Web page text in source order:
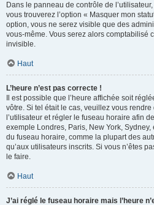
Dans le panneau de contrôle de
vous trouverez l’option « Masquer mon
option, vous ne serez visible que des
vous-même. Vous serez alors comptabilisé
invisible.
Haut
L’heure n’est pas correcte !
Il est possible que l’heure affichée soit
vôtre. Si tel était le cas, veuillez vous
l’utilisateur et régler le fuseau horaire afin
exemple Londres, Paris, New York,
du fuseau horaire, comme la plupart des
qu’aux utilisateurs inscrits. Si vous n’êtes
le faire.
Haut
J’ai réglé le fuseau horaire mais l’heure